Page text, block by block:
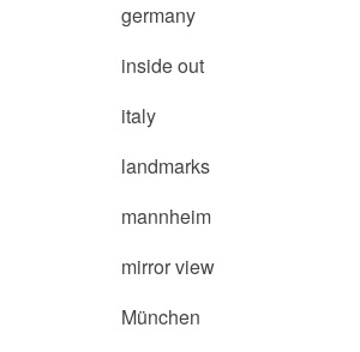
germany
inside out
italy
landmarks
mannheim
mirror view
München